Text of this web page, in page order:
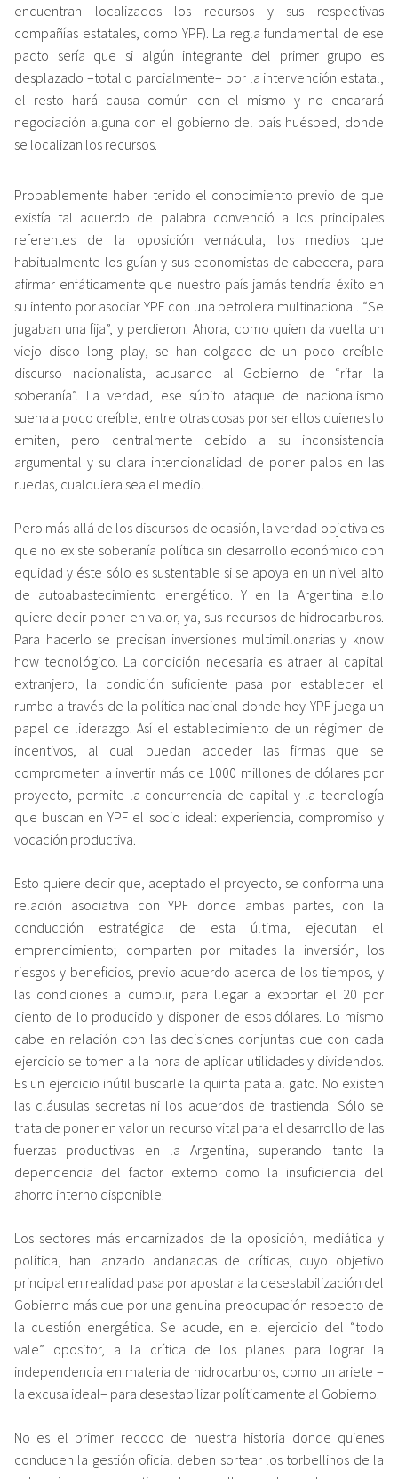
encuentran localizados los recursos y sus respectivas
compañías estatales, como YPF). La regla fundamental de ese
pacto sería que si algún integrante del primer grupo es
desplazado –total o parcialmente– por la intervención estatal,
el resto hará causa común con el mismo y no encarará
negociación alguna con el gobierno del país huésped, donde
se localizan los recursos.
Probablemente haber tenido el conocimiento previo de que
existía tal acuerdo de palabra convenció a los principales
referentes de la oposición vernácula, los medios que
habitualmente los guían y sus economistas de cabecera, para
afirmar enfáticamente que nuestro país jamás tendría éxito en
su intento por asociar YPF con una petrolera multinacional. “Se
jugaban una fija”, y perdieron. Ahora, como quien da vuelta un
viejo disco long play, se han colgado de un poco creíble
discurso nacionalista, acusando al Gobierno de “rifar la
soberanía”. La verdad, ese súbito ataque de nacionalismo
suena a poco creíble, entre otras cosas por ser ellos quienes lo
emiten, pero centralmente debido a su inconsistencia
argumental y su clara intencionalidad de poner palos en las
ruedas, cualquiera sea el medio.
Pero más allá de los discursos de ocasión, la verdad objetiva es
que no existe soberanía política sin desarrollo económico con
equidad y éste sólo es sustentable si se apoya en un nivel alto
de autoabastecimiento energético. Y en la Argentina ello
quiere decir poner en valor, ya, sus recursos de hidrocarburos.
Para hacerlo se precisan inversiones multimillonarias y know
how tecnológico. La condición necesaria es atraer al capital
extranjero, la condición suficiente pasa por establecer el
rumbo a través de la política nacional donde hoy YPF juega un
papel de liderazgo. Así el establecimiento de un régimen de
incentivos, al cual puedan acceder las firmas que se
comprometen a invertir más de 1000 millones de dólares por
proyecto, permite la concurrencia de capital y la tecnología
que buscan en YPF el socio ideal: experiencia, compromiso y
vocación productiva.
Esto quiere decir que, aceptado el proyecto, se conforma una
relación asociativa con YPF donde ambas partes, con la
conducción estratégica de esta última, ejecutan el
emprendimiento; comparten por mitades la inversión, los
riesgos y beneficios, previo acuerdo acerca de los tiempos, y
las condiciones a cumplir, para llegar a exportar el 20 por
ciento de lo producido y disponer de esos dólares. Lo mismo
cabe en relación con las decisiones conjuntas que con cada
ejercicio se tomen a la hora de aplicar utilidades y dividendos.
Es un ejercicio inútil buscarle la quinta pata al gato. No existen
las cláusulas secretas ni los acuerdos de trastienda. Sólo se
trata de poner en valor un recurso vital para el desarrollo de las
fuerzas productivas en la Argentina, superando tanto la
dependencia del factor externo como la insuficiencia del
ahorro interno disponible.
Los sectores más encarnizados de la oposición, mediática y
política, han lanzado andanadas de críticas, cuyo objetivo
principal en realidad pasa por apostar a la desestabilización del
Gobierno más que por una genuina preocupación respecto de
la cuestión energética. Se acude, en el ejercicio del “todo
vale” opositor, a la crítica de los planes para lograr la
independencia en materia de hidrocarburos, como un ariete –
la excusa ideal– para desestabilizar políticamente al Gobierno.
No es el primer recodo de nuestra historia donde quienes
conducen la gestión oficial deben sortear los torbellinos de la